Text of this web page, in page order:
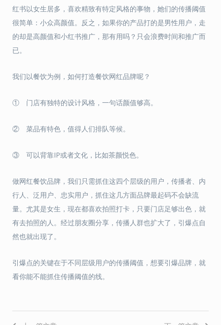
红书以女生居多，喜欢精致有特定风格的事物，她们的传播阈值
很简单：小众高颜值。反之，如果你的产品打的是男性用户，走
的却是高颜值和小红书推广，那有用吗？只会浪费时间和推广而
已。
我们以餐饮为例，如何打造餐饮网红品牌呢？
① 门店有独特的设计风格，一句话颜值够高。
② 菜品有特色，值得人们排队等候。
③ 可以背靠IP或者文化，比如茶颜悦色。
做网红餐饮品牌，我们只需抓住这四个层级的用户，传播者、内
行人、泛用户、忠实用户，抓住这几方面品牌最起码不会缺流
量。尤其是女生，现在都喜欢拍照打卡，只要门店足够出色，就
有去拍照的人。经过朋友圈分享，传播人群也扩大了，引爆点自
然也就出现了。
引爆点的关键在于不同层级用户的传播阈值，想要引爆品牌，就
看你能不能抓住传播阈值的线。